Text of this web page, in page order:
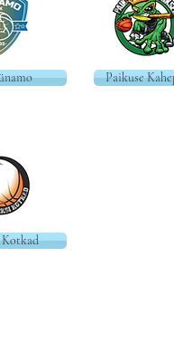
Paikuse